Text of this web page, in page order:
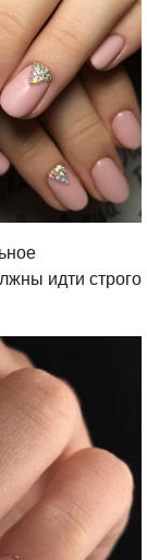
идти строго